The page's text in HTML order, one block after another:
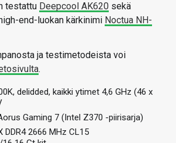
testattu Deepcool AK620 sekä
end-luokan kärkinimi Noctua NH-
ja testimetodeista voi
.
delidded, kaikki ytimet 4,6 GHz (46 x
Gaming 7 (Intel Z370 -piirisarja)
DDR4 2666 MHz CL15